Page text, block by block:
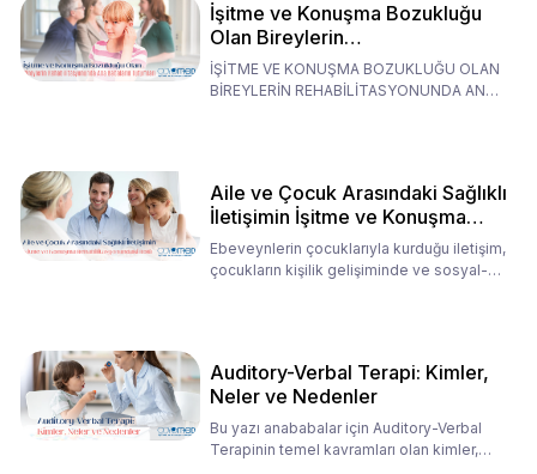
İşitme ve Konuşma Bozukluğu
Olan Bireylerin
Rehabilitasyonunda Ana
Babaların Tutumları
İŞİTME VE KONUŞMA BOZUKLUĞU OLAN
BİREYLERİN REHABİLİTASYONUNDA ANA
Aile ve Çocuk Arasındaki Sağlıklı
İletişimin İşitme ve Konuşma
Rehabilitasyonundaki Rolü
Ebeveynlerin çocuklarıyla kurduğu iletişim,
çocukların kişilik gelişiminde ve sosyal-
Auditory-Verbal Terapi: Kimler,
Neler ve Nedenler
Bu yazı anababalar için Auditory-Verbal
Terapinin temel kavramları olan kimler,